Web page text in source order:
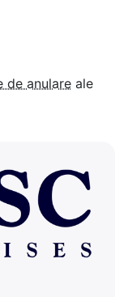
de anulare ale